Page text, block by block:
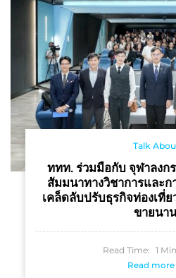
Talk
ททท. ร่วมมือกับ จุฬาลง
สัมมนาทางวิชาการและก
เคล็ดลับปรับธุรกิจท่องเที่
ขายนา
Read Time: 1 Min
Read more